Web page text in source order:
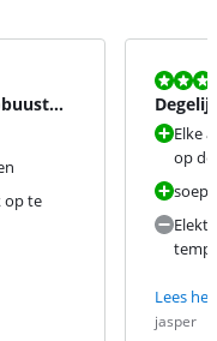
op te
Elke
op
Lees
jasper
Datum: